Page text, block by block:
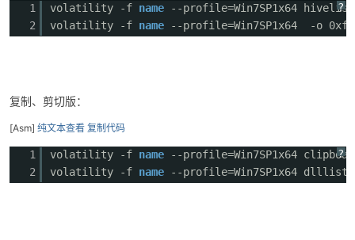
?
1
2
volatility -f name
--profile=Win7SP1x64 hivelist
volatility -f name --profile=Win7SP1x64 -o
复制、剪切版：
[Asm] 纯文本查看 复制代码
?
1
2
volatility -f name
--profile=Win7SP1x64
volatility -f name --profile=Win7SP1x64 dlllist